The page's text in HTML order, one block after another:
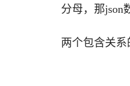
分母，那json
两个包含关